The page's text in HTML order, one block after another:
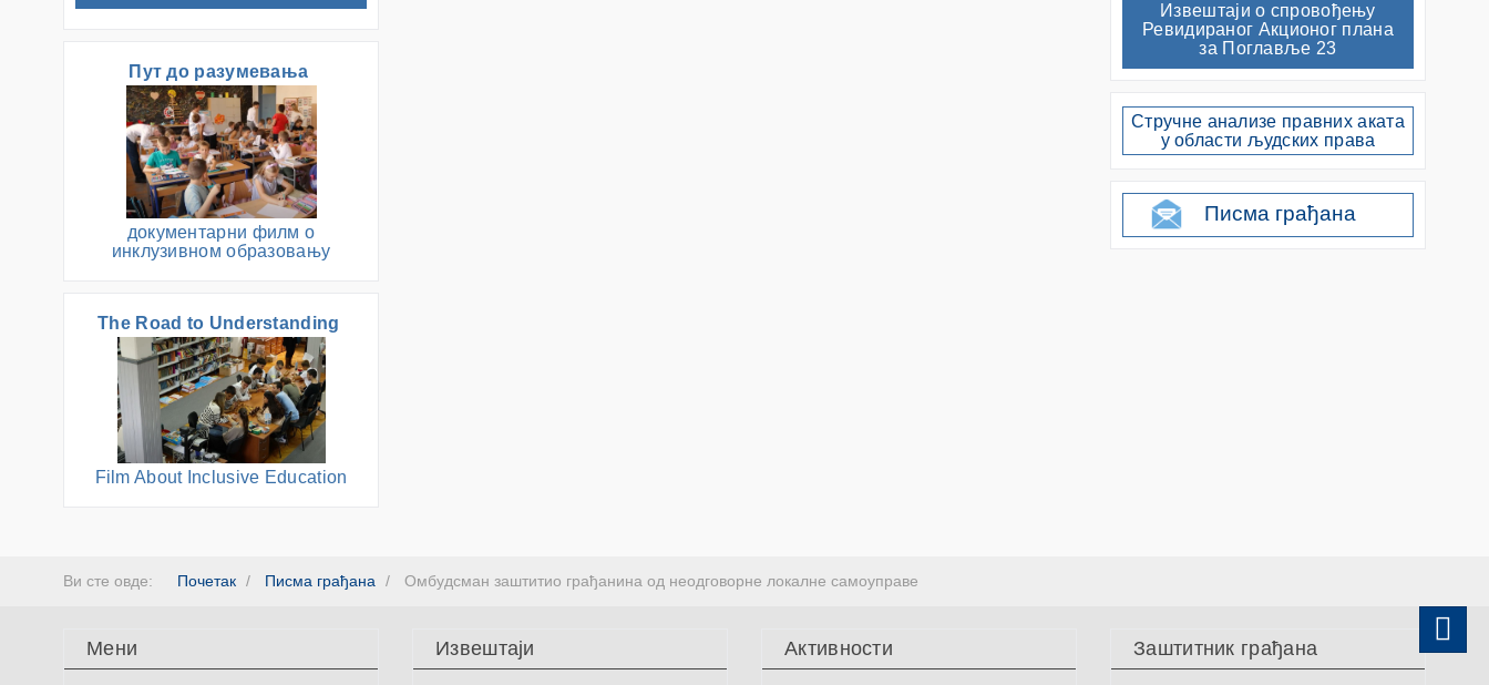
Пут до разумевања
документарни филм о
инклузивном образовању
The Road to Understanding
Film About Inclusive Education
Извештаји о спровођењу
Ревидираног Акционог плана
за Поглавље 23
Стручне анализе правних аката
у области људских права
Писма грађана
Ви сте овде: Почетак Писма грађана Омбудсман заштитио грађанина од неодговорне локалне самоуправе
Мени Извештаји Активности Заштитник грађана